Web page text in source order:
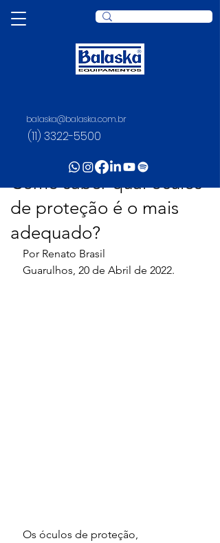
balaska@balaska.com.br
(11) 3322-5500
Como saber qual óculos
de proteção é o mais
adequado?
30 de nov. de 2022 3 min de leitura
Por Renato Brasil
Guarulhos, 20 de Abril de 2022.
Os óculos de proteção,